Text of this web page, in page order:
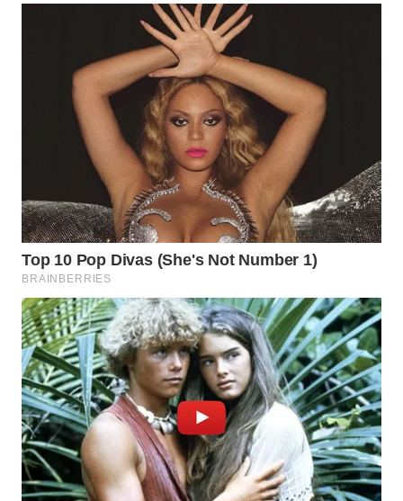
PURWAKARTA
WN
PRIANGAN
SEMARANG
WN
SOLO
WN
BOROBUDUR
WN
MADURA
WN
SURABAYA